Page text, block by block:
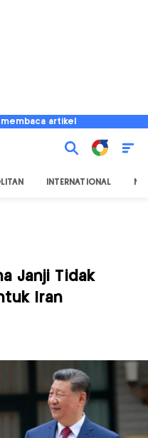
artikel
INTERNATIONAL
Janji Tidak
Iran